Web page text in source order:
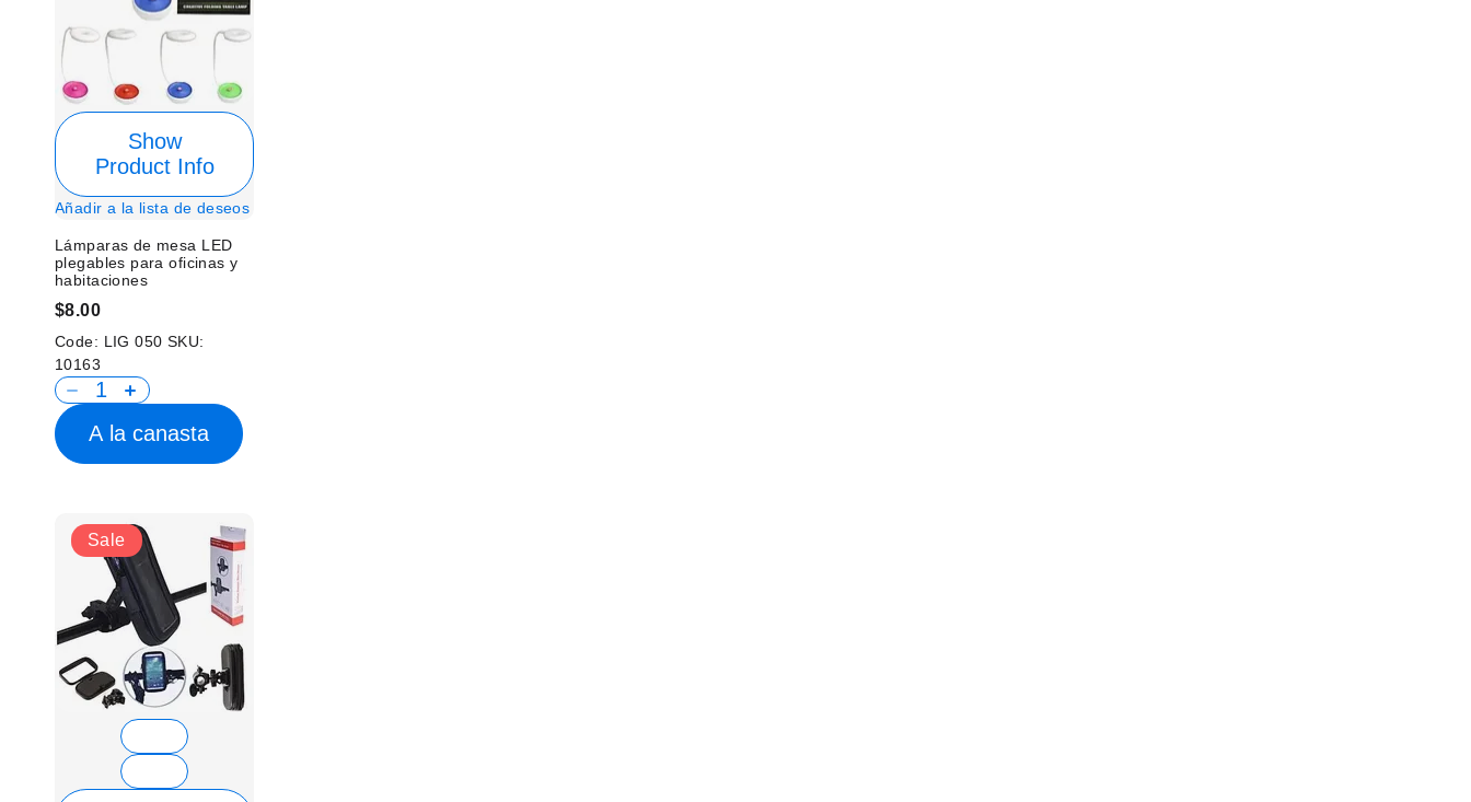
Show
Product Info
Añadir a la lista de deseos
Lámparas de mesa LED
plegables para oficinas y
habitaciones
$8.00
Code: LIG 050 SKU:
10163
A la canasta
Sale